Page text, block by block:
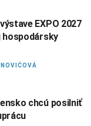
EXPO 2027
hospodársky
chcú posilniť